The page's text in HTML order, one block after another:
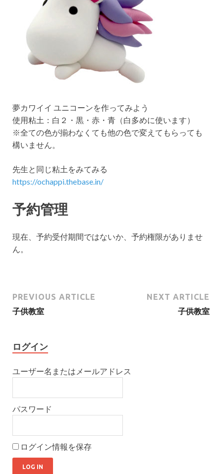
夢カワイイ ユニコーンを作ってみよう
使用粘土：白２・黒・赤・青（白多めに使います）
※全ての色が揃わなくても他の色で変えてもらっても
構いません。
先生と同じ粘土をみてみる
https://ochappi.thebase.in/
予約管理
現在、予約受付期間ではないか、予約権限がありませ
ん。
PREVIOUS ARTICLE
子供教室
NEXT ARTICLE
子供教室
ログイン
ユーザー名またはメールアドレス
パスワード
ログイン情報を保存